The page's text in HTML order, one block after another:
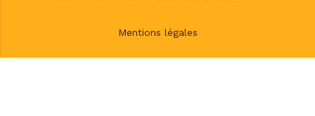
Mentions légales